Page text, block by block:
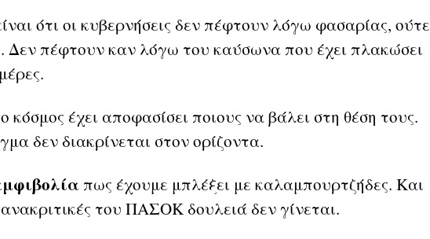
ότι οι κυβερνήσεις δεν πέφτουν λόγω φασαρίας, ούτε
Δεν πέφτουν καν λόγω του καύσωνα που έχει πλακώσει
κόσμος έχει αποφασίσει ποιους να βάλει στη θέση τους.
δεν διακρίνεται στον ορίζοντα.
πως έχουμε μπλέξει με καλαμπουρτζήδες. Και
του ΠΑΣΟΚ δουλειά δεν γίνεται.